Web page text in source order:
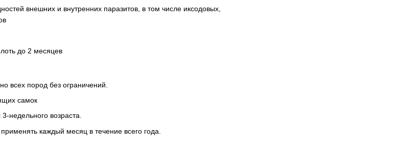
внешних и внутренних паразитов, в том числе иксодовых,
до 2 месяцев
всех пород без ограничений.
самок
недельного возраста.
каждый месяц в течение всего года.